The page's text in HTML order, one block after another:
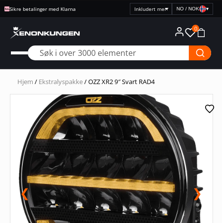
Sikre betalinger med Klarna
Velg
NO / NOK ▾
0
Hjem / Ekstralyspakke/ OZZ XR2 9″ Svart RAD4
❮ ❯